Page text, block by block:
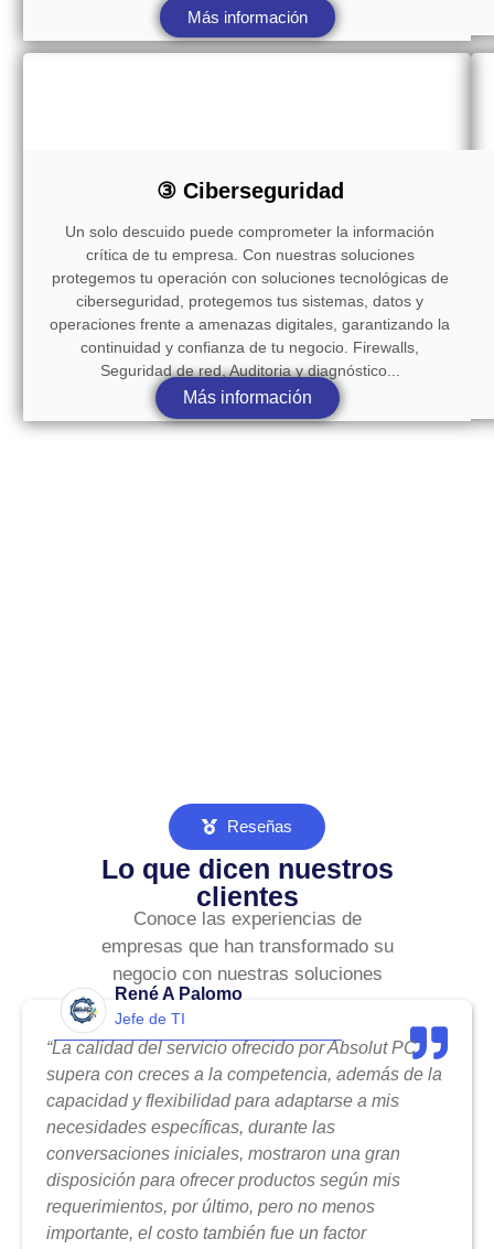
Más información
③ Ciberseguridad
Un solo descuido puede comprometer la información
crítica de tu empresa. Con nuestras soluciones
protegemos tu operación con soluciones tecnológicas de
ciberseguridad, protegemos tus sistemas, datos y
operaciones frente a amenazas digitales, garantizando la
continuidad y confianza de tu negocio. Firewalls,
Seguridad de red, Auditoria y diagnóstico...
Más información
Reseñas
Lo que dicen nuestros
clientes
Conoce las experiencias de
empresas que han transformado su
negocio con nuestras soluciones
René A Palomo
Jefe de TI
“La calidad del servicio ofrecido por Absolut PC
supera con creces a la competencia, además de la
capacidad y flexibilidad para adaptarse a mis
necesidades específicas, durante las
conversaciones iniciales, mostraron una gran
disposición para ofrecer productos según mis
requerimientos, por último, pero no menos
importante, el costo también fue un factor